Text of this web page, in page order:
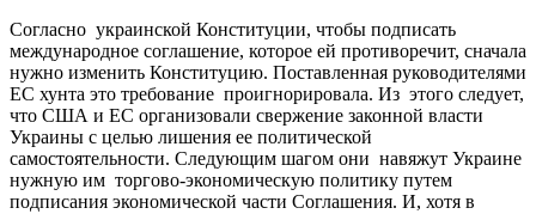
Согласно украинской Конституции, чтобы подписать
международное соглашение, которое ей противоречит, сначала
нужно изменить Конституцию. Поставленная руководителями
ЕС хунта это требование проигнорировала. Из этого следует,
что США и ЕС организовали свержение законной власти
Украины с целью лишения ее политической
самостоятельности. Следующим шагом они навяжут Украине
нужную им торгово-экономическую политику путем
подписания экономической части Соглашения. И, хотя в